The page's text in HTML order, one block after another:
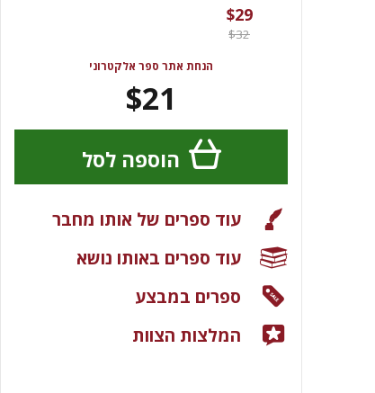
$29
$32
הנחת אתר ספר אלקטרוני
$21
הוספה לסל
עוד ספרים של אותו מחבר
עוד ספרים באותו נושא
ספרים במבצע
המלצות הצוות